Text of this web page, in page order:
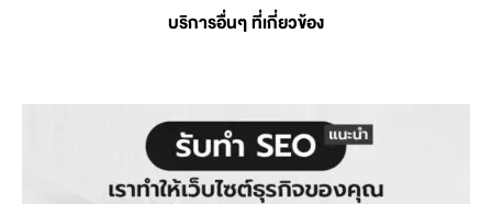
บริการอื่นๆ ที่เกี่ยวข้อง